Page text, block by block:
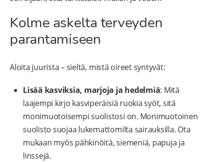
Kolme askelta terveyden
parantamiseen
Aloita juurista – sieltä, mistä oireet syntyvät:
Lisää kasviksia, marjoja ja hedelmiä: Mitä
laajempi kirjo kasviperäisiä ruokia syöt, sitä
monimuotoisempi suolistosi on. Monimuotoinen
suolisto suojaa lukemattomilta sairauksilla. Ota
mukaan myös pähkinöitä, siemeniä, papuja ja
linssejä.